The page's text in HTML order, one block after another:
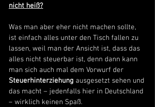
nicht heiß?
Was man aber eher nicht machen sollte,
ist einfach alles unter den Tisch fallen zu
lassen, weil man der Ansicht ist, dass das
alles nicht steuerbar ist, denn dann kann
man sich auch mal dem Vorwurf der
Steuerhinterziehung ausgesetzt sehen und
das macht – jedenfalls hier in Deutschland
– wirklich keinen Spaß.